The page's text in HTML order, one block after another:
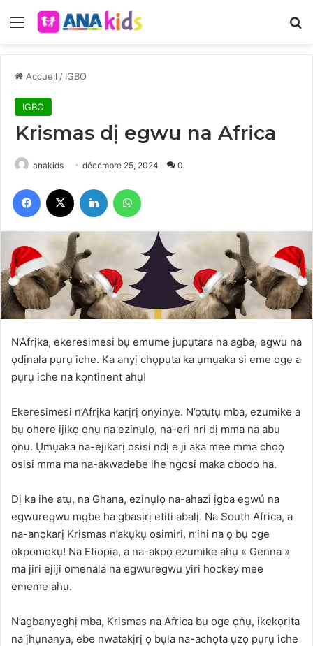
Menu
Accueil / IGBO
IGBO
Krismas dị egwu na Africa
anakids décembre 25, 2024 0
Facebook Linkedin
N’Afrịka, ekeresimesi bụ emume jupụtara na agba, egwu na
ọdịnala pụrụ iche. Ka anyị chọpụta ka ụmụaka si eme oge a
pụrụ iche na kọntinent ahụ!
Ekeresimesi n’Afrịka karịrị onyinye. N’ọtụtụ mba, ezumike a
bụ ohere ijikọ ọnụ na ezinụlọ, na-eri nri dị mma na abụ
ọnụ. Ụmụaka na-ejikarị osisi ndị e ji aka mee mma chọọ
osisi mma ma na-akwadebe ihe ngosi maka obodo ha.
Dị ka ihe atụ, na Ghana, ezinụlọ na-ahazi ịgba egwú na
egwuregwu mgbe ha gbasịrị etiti abalị. Na South Africa, a
na-anọkarị Krismas n’akụkụ osimiri, n’ihi na ọ bụ oge
okpomọkụ! Na Etiopia, a na-akpọ ezumike ahụ « Genna »
ma jiri ejiji omenala na egwuregwu yiri hockey mee
ememe ahụ.
N’agbanyeghị mba, Krismas na Africa bụ oge ọṅụ, ịkekọrịta
na ịhụnanya, ebe nwatakịrị ọ bụla na-achọta ụzọ pụrụ iche